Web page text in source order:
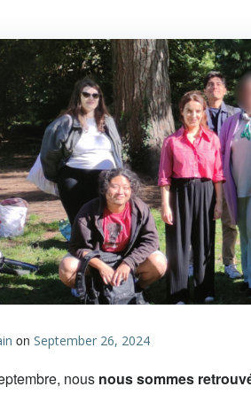
on September 26, 2024
nous nous sommes